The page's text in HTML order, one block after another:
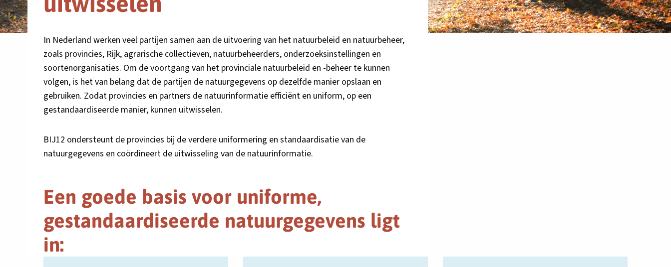
In Nederland werken veel partijen samen aan de uitvoering van het natuurbeleid en natuurbeheer,
zoals provincies, Rijk, agrarische collectieven, natuurbeheerders, onderzoeksinstellingen en
soortenorganisaties. Om de voortgang van het provinciale natuurbeleid en -beheer te kunnen
volgen, is het van belang dat de partijen de natuurgegevens op dezelfde manier opslaan en
gebruiken. Zodat provincies en partners de natuurinformatie efficiënt en uniform, op een
gestandaardiseerde manier, kunnen uitwisselen.
BIJ12 ondersteunt de provincies bij de verdere uniformering en standaardisatie van de
natuurgegevens en coördineert de uitwisseling van de natuurinformatie.
Een goede basis voor uniforme,
gestandaardiseerde natuurgegevens ligt
in: